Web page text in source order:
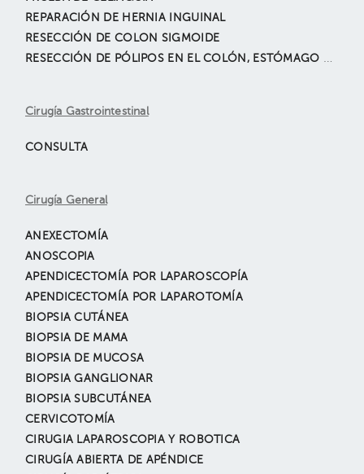
REPARACIÓN DE HERNIA INGUINAL
RESECCIÓN DE COLON SIGMOIDE
RESECCIÓN DE PÓLIPOS EN EL COLÓN, ESTÓMAGO O RECTO
Cirugía Gastrointestinal
CONSULTA
Cirugía General
ANEXECTOMÍA
ANOSCOPIA
APENDICECTOMÍA POR LAPAROSCOPÍA
APENDICECTOMÍA POR LAPAROTOMÍA
BIOPSIA CUTÁNEA
BIOPSIA DE MAMA
BIOPSIA DE MUCOSA
BIOPSIA GANGLIONAR
BIOPSIA SUBCUTÁNEA
CERVICOTOMÍA
CIRUGIA LAPAROSCOPIA Y ROBOTICA
CIRUGÍA ABIERTA DE APÉNDICE